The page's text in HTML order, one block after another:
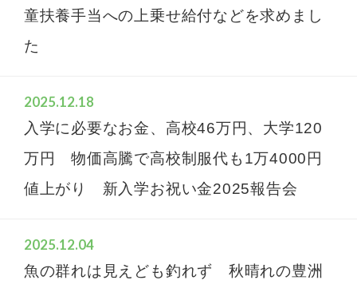
童扶養手当への上乗せ給付などを求めまし
た
2025.12.18
入学に必要なお金、高校46万円、大学120
万円 物価高騰で高校制服代も1万4000円
値上がり 新入学お祝い金2025報告会
2025.12.04
魚の群れは見えども釣れず 秋晴れの豊洲